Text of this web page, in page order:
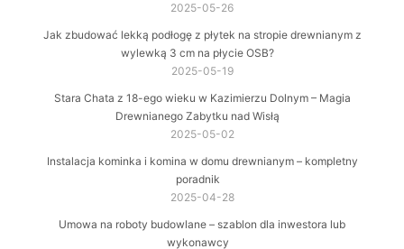
2025-05-26
Jak zbudować lekką podłogę z płytek na stropie drewnianym z
wylewką 3 cm na płycie OSB?
2025-05-19
Stara Chata z 18-ego wieku w Kazimierzu Dolnym – Magia
Drewnianego Zabytku nad Wisłą
2025-05-02
Instalacja kominka i komina w domu drewnianym – kompletny
poradnik
2025-04-28
Umowa na roboty budowlane – szablon dla inwestora lub
wykonawcy